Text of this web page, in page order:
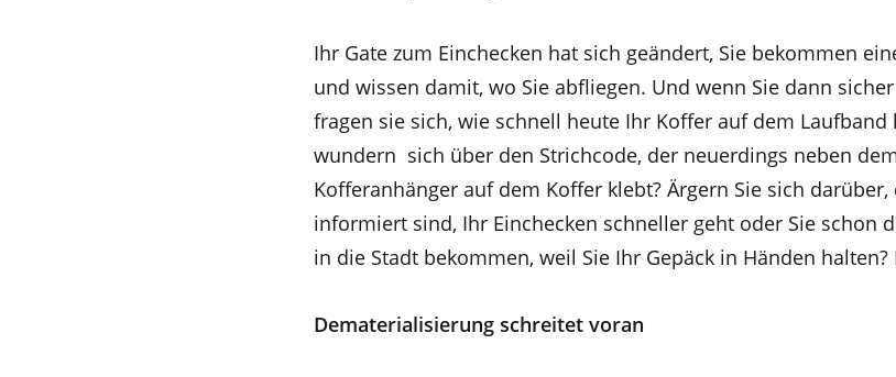
Ihr Gate zum Einchecken hat sich geändert, Sie bekommen
und wissen damit, wo Sie abfliegen. Und wenn Sie dann
fragen sie sich, wie schnell heute Ihr Koffer auf dem Laufband
wundern sich über den Strichcode, der neuerdings neben
Kofferanhänger auf dem Koffer klebt? Ärgern Sie sich darüber,
informiert sind, Ihr Einchecken schneller geht oder Sie schon
in die Stadt bekommen, weil Sie Ihr Gepäck in Händen halten?
Dematerialisierung schreitet voran